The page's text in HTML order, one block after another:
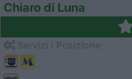
Chiaro di Luna